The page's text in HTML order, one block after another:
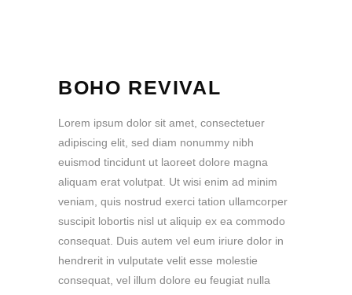
BOHO REVIVAL
Lorem ipsum dolor sit amet, consectetuer
adipiscing elit, sed diam nonummy nibh
euismod tincidunt ut laoreet dolore magna
aliquam erat volutpat. Ut wisi enim ad minim
veniam, quis nostrud exerci tation ullamcorper
suscipit lobortis nisl ut aliquip ex ea commodo
consequat. Duis autem vel eum iriure dolor in
hendrerit in vulputate velit esse molestie
consequat, vel illum dolore eu feugiat nulla